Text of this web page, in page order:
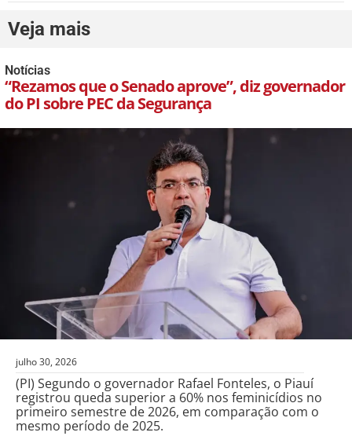
Veja mais
Notícias
“Rezamos que o Senado aprove”, diz governador
do PI sobre PEC da Segurança
julho 30, 2026
(PI) Segundo o governador Rafael Fonteles, o Piauí
registrou queda superior a 60% nos feminicídios no
primeiro semestre de 2026, em comparação com o
mesmo período de 2025.